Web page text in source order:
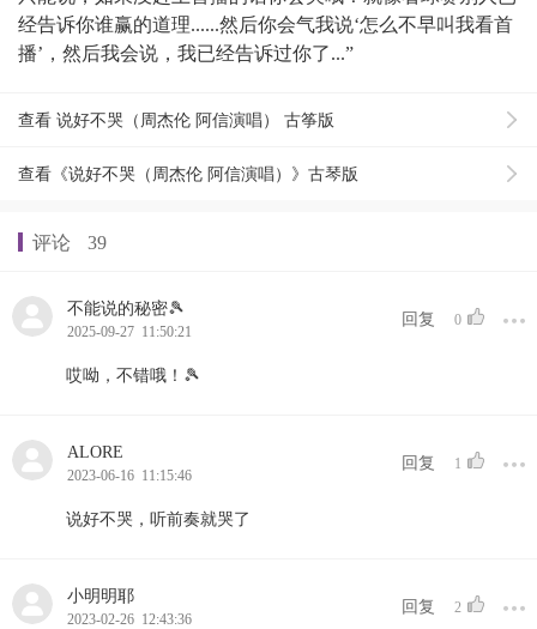
经告诉你谁赢的道理......然后你会气我说‘怎么不早叫我看首
播’，然后我会说，我已经告诉过你了...”
查看 说好不哭（周杰伦 阿信演唱） 古筝版
查看《说好不哭（周杰伦 阿信演唱）》古琴版
评论 39
不能说的秘密🎾
2025-09-27 11:50:21
回复 0
哎呦，不错哦！🎾
ALORE
2023-06-16 11:15:46
回复 1
说好不哭，听前奏就哭了
小明明耶
2023-02-26 12:43:36
回复 2